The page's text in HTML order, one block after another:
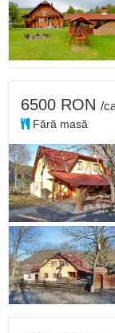
6500 RON /
Fără masă